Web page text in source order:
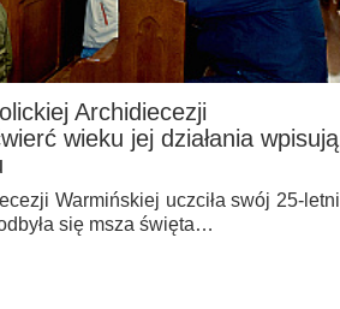
Archidiecezji
wieku jej działania wpisują
Warmińskiej uczciła swój 25-letni
się msza święta…